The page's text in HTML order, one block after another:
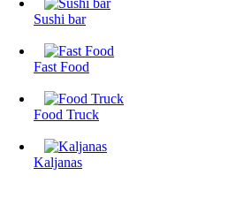
Sushi bar
Fast Food
Food Truck
Kaljanas